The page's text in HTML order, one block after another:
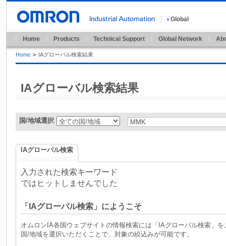
Global
Home Products Technical Support Global Network
Home > IAグローバル検索結果
IAグローバル検索結果
国/地域選択
IAグローバル検索
入力された検索キーワード
ではヒットしませんでした
「IAグローバル検索」にようこそ
オムロンIA各国ウェブサイトの情報検索には「IAグローバル検索」
国/地域を選択いただくことで、対象の絞込みが可能です。